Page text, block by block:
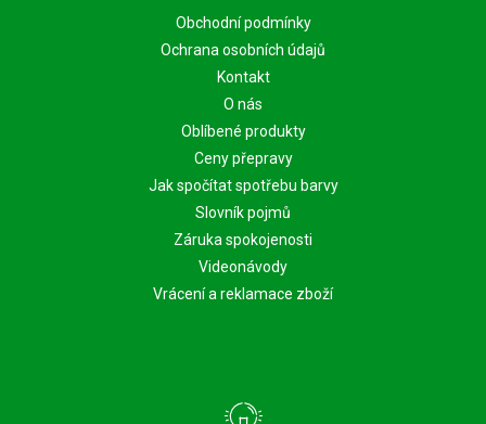
Obchodní podmínky
Ochrana osobních údajů
Kontakt
O nás
Oblíbené produkty
Ceny přepravy
Jak spočítat spotřebu barvy
Slovník pojmů
Záruka spokojenosti
Videonávody
Vrácení a reklamace zboží